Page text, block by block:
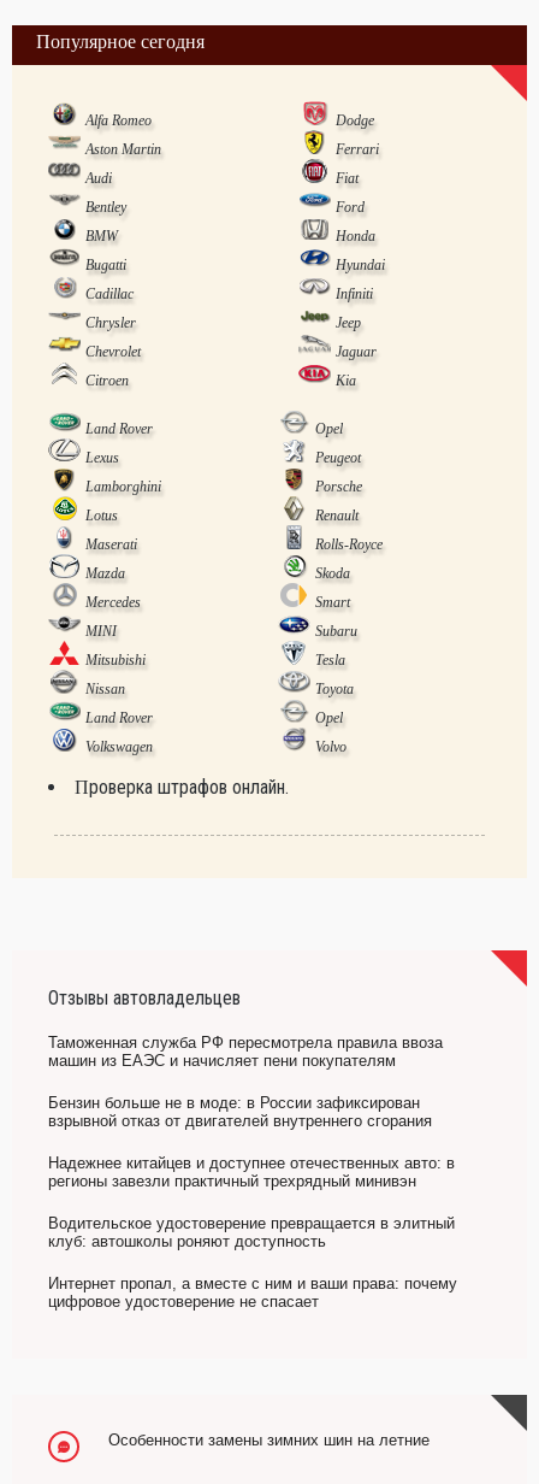
Популярное сегодня
Alfa Romeo
Dodge
Aston Martin
Ferrari
Audi
Fiat
Bentley
Ford
BMW
Honda
Bugatti
Hyundai
Cadillac
Infiniti
Chrysler
Jeep
Chevrolet
Jaguar
Citroen
Kia
Land Rover
Opel
Lexus
Peugeot
Lamborghini
Porsche
Lotus
Renault
Maserati
Rolls-Royce
Mazda
Skoda
Mercedes
Smart
MINI
Subaru
Mitsubishi
Tesla
Nissan
Toyota
Land Rover
Opel
Volkswagen
Volvo
Проверка штрафов онлайн.
Отзывы автовладельцев
Таможенная служба РФ пересмотрела правила ввоза
машин из ЕАЭС и начисляет пени покупателям
Бензин больше не в моде: в России зафиксирован
взрывной отказ от двигателей внутреннего сгорания
Надежнее китайцев и доступнее отечественных авто: в
регионы завезли практичный трехрядный минивэн
Водительское удостоверение превращается в элитный
клуб: автошколы роняют доступность
Интернет пропал, а вместе с ним и ваши права: почему
цифровое удостоверение не спасает
Особенности замены зимних шин на летние